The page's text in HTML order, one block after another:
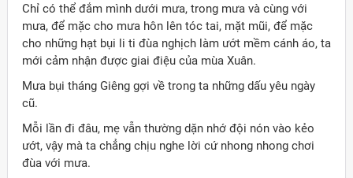
Chỉ có thể đắm mình dưới mưa, trong mưa và cùng với
mưa, để mặc cho mưa hôn lên tóc tai, mặt mũi, để mặc
cho những hạt bụi li ti đùa nghịch làm ướt mềm cánh áo, ta
mới cảm nhận được giai điệu của mùa Xuân.
Mưa bụi tháng Giêng gợi về trong ta những dấu yêu ngày
cũ.
Mỗi lần đi đâu, mẹ vẫn thường dặn nhớ đội nón vào kẻo
ướt, vậy mà ta chẳng chịu nghe lời cứ nhong nhong chơi
đùa với mưa.